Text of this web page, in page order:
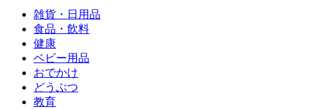
雑貨・日用品
食品・飲料
健康
ベビー用品
おでかけ
どうぶつ
教育